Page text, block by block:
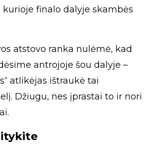
finalo dalyje skambės
atstovo ranka nulėmė, kad
antrojoje šou dalyje –
atlikėjas ištraukė tai
Džiugu, nes įprastai to ir nori